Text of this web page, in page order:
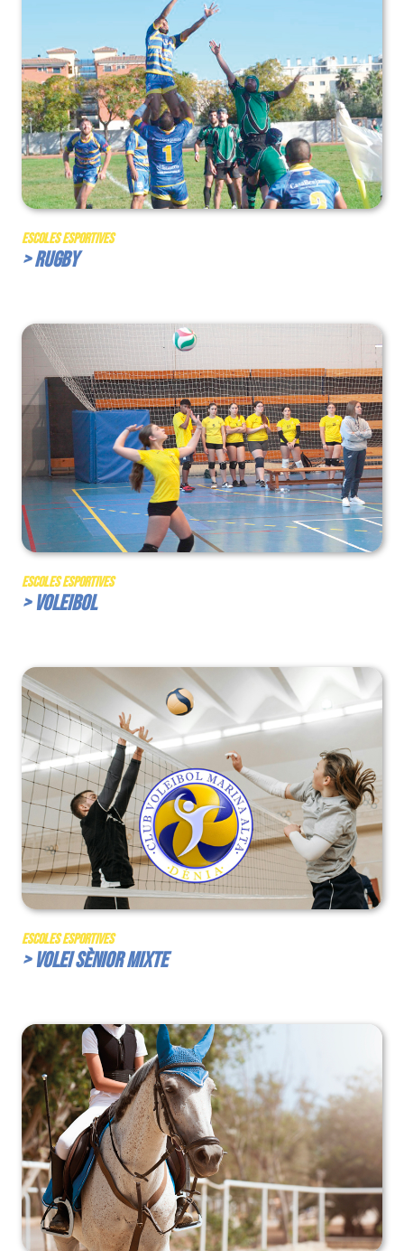
Escoles Esportives
> Rugby
Escoles Esportives
> Voleibol
Escoles Esportives
> Volei Sènior Mixte